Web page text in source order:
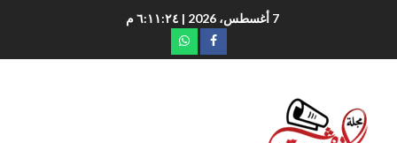
7 أغسطس، 2026 | ٦:١١:٢٥ م